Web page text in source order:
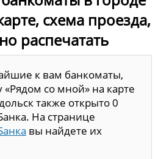
схема проезда,
распечатать
к вам банкоматы,
со мной» на карте
также открыто 0
На странице
вы найдете их